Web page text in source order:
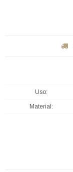
Uso
Material